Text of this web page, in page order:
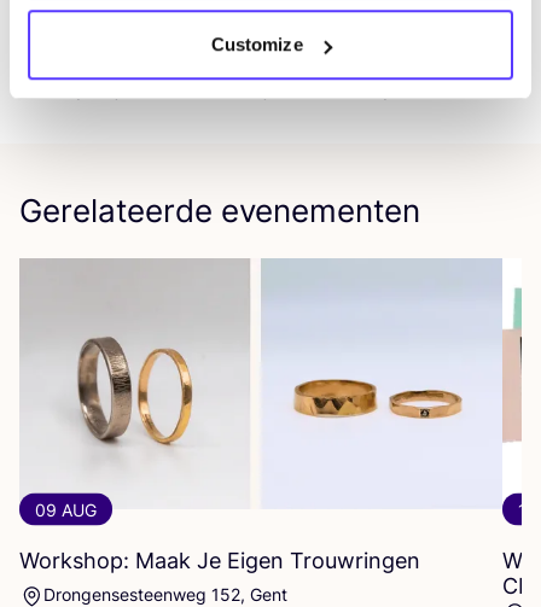
Customize
E‑mail: info.​xzota@​gmail.​com
0654232745
We hopen je snel te zien bij de workshop!
Gerelateerde evenementen
09 AUG
Workshop: Maak Je Eigen Trouwringen
Drongensesteenweg 152, Gent
12